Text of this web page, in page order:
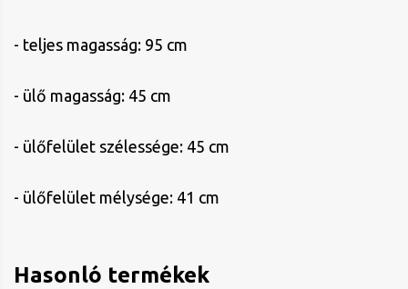
- teljes magasság: 95 cm
- ülő magasság: 45 cm
- ülőfelület szélessége: 45 cm
- ülőfelület mélysége: 41 cm
Hasonló termékek